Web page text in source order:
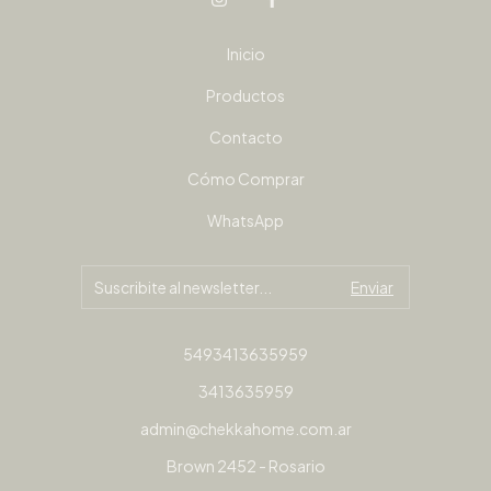
Inicio
Productos
Contacto
Cómo Comprar
WhatsApp
5493413635959
3413635959
admin@chekkahome.com.ar
Brown 2452 - Rosario